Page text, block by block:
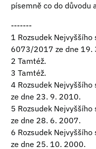
písemně co do důvodu
-------
1 Rozsudek Nejvyššího
6073/2017 ze dne 19.
2 Tamtéž.
3 Tamtéž.
4 Rozsudek
ze dne 23. 9. 2010.
5 Rozsudek
ze dne 28. 6. 2007.
6 Rozsudek
ze dne 25. 10. 2000.